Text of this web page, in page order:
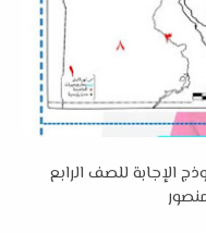
الإجابة للصف الرابع